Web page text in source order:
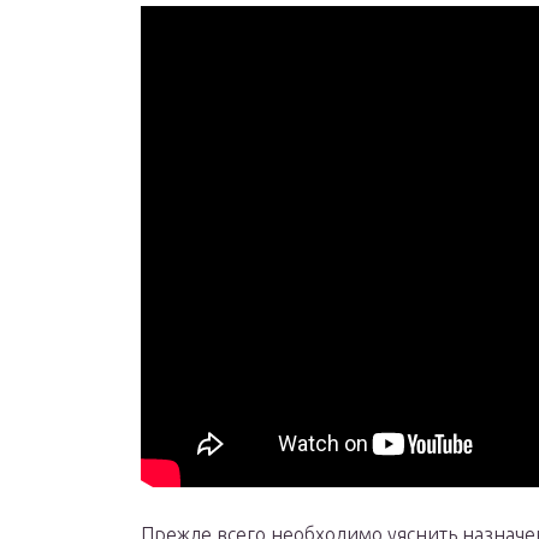
Прежде всего необходимо уяснить